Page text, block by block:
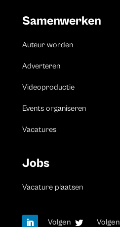
Samenwerken
Auteur worden
Adverteren
Videoproductie
Events organiseren
Vacatures
Jobs
Vacature plaatsen
Volgen Volgen